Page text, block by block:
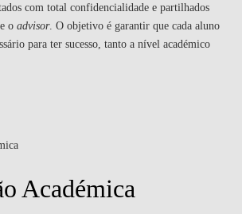
com total confidencialidade e partilhados
o advisor. O objetivo é garantir que cada aluno
para ter sucesso, tanto a nível académico
Académica